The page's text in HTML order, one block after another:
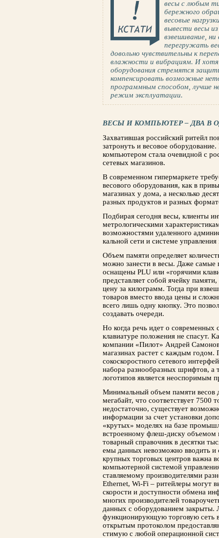
весы с любым
бережного
весовые
вывести весы
взвешивание,
перегружать
довольно чувствительны к
влажности и вибрациям. И хотя
оборудования стремятся
компенсировать возможные
программным способом, лучше
режим эксплуатации.
ВЕСЫ И КОМПЬЮТЕР – ДВА В
Захватившая российский ритейл
затронуть и весовое
компью­тером стала очевидной с
сетевых магазинов.
В современном гипермаркете
весового оборудования, как в
магазинах у дома, а не­сколько
разных продуктов и разных
Подбирая сегодня весы, клиенты
метрологическими
возможностями удаленного
кальной сети и системе
Объем памяти определяет
можно занести в весы. Даже самые
оснащены PLU или «горячими
представляет собой ячейку
цену за килограмм. Тогда при
товаров вместо ввода цены и
всего лишь одну кнопку. Это
создавать очереди.
Но когда речь идет о современных
клавиатуре положения не спасут.
компании «Пилот» Андрей
магазинах растет с каж­дым
сокоскоростного сетевого
набора разнообразных шрифтов, а
логотипов является неоспоримым
Минимальный объем памяти весов
мегабайт, что соответствует 7500
недостаточно, существует
информации за счет установки
«крутых» моделях на базе
встроенному флеш-диску объемом
товарный справочник в десятки
емы данных невозможно вводить и
крупных торговых центров важна
компьютерной системой
ставляемому производителями
Ethernet, Wi-Fi – ритейлеры могут
скорости и до­ступности обмена
многих производителей
данных с оборудованием закрыты.
функционирующую торговую сеть
открытым протоколом
стимую с любой операционной